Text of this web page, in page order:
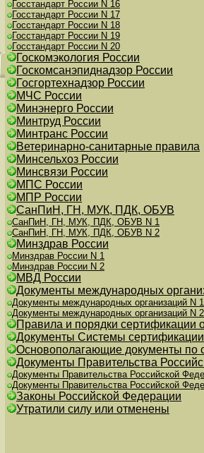
Госстандарт России N 16
Госстандарт России N 17
Госстандарт России N 18
Госстандарт России N 19
Госстандарт России N 20
Госкомэкология России
Госкомсанэпиднадзор России
Госгортехнадзор России
МЧС России
Минэнерго России
Минтруд России
Минтранс России
Ветеринарно-санитарные правила
Минсельхоз России
Минсвязи России
МПС России
МПР России
СанПиН, ГН, МУК, ПДК, ОБУВ
СанПиН, ГН, МУК, ПДК, ОБУВ N 1
СанПиН, ГН, МУК, ПДК, ОБУВ N 2
Минздрав России
Минздрав России N 1
Минздрав России N 2
МВД России
Документы международных
Документы международных организаций N 1
Документы международных организаций N 2
Правила и порядки сертификации
Документы Системы
Основополагающие документы по
Документы Правительства
Документы Правительства Российской
Документы Правительства Российской
Законы Российской Федерации
Утратили силу или отменены